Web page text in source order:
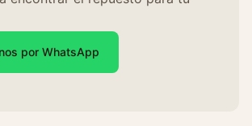
por WhatsApp